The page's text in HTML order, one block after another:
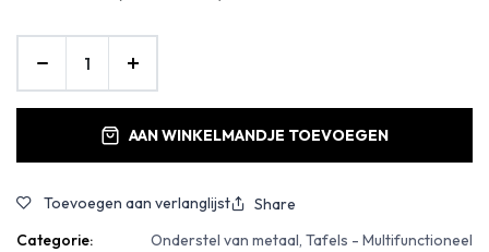
AAN WINKELMANDJE TOEVOEGEN
Toevoegen aan verlanglijst
Share
Categorie:
Onderstel van metaal, Tafels - Multifunctioneel